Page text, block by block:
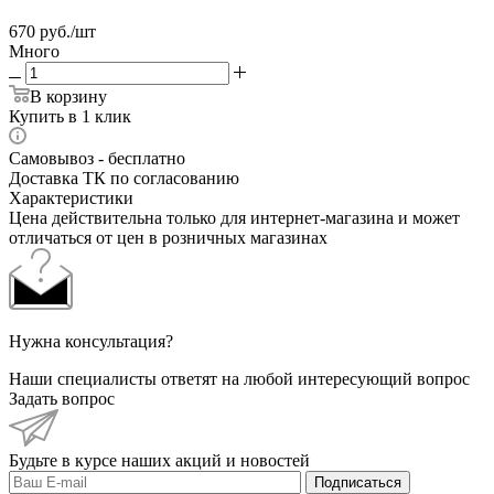
670 руб./шт
Много
В корзину
Купить в 1 клик
Самовывоз - бесплатно
Доставка ТК по согласованию
Характеристики
Цена действительна только для интернет-магазина и может
отличаться от цен в розничных магазинах
Нужна консультация?
Наши специалисты ответят на любой интересующий вопрос
Задать вопрос
Будьте в курсе наших акций и новостей
Подписаться